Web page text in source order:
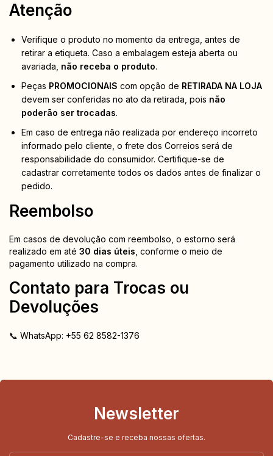
Atenção
Verifique o produto no momento da entrega, antes de
retirar a etiqueta. Caso a embalagem esteja aberta ou
avariada, não receba o produto.
Peças PROMOCIONAIS com opção de RETIRADA NA LOJA
devem ser conferidas no ato da retirada, pois não
poderão ser trocadas.
Em caso de entrega não realizada por endereço incorreto
informado pelo cliente, o frete dos Correios será de
responsabilidade do consumidor. Certifique-se de
cadastrar corretamente todos os dados antes de finalizar o
pedido.
Reembolso
Em casos de devolução com reembolso, o estorno será
realizado em até 30 dias úteis , conforme o meio de
pagamento utilizado na compra.
Contato para Trocas ou
Devoluções
📞 WhatsApp: +55 62 8582-1376
Newsletter
Cadastre-se e receba nossas ofertas.